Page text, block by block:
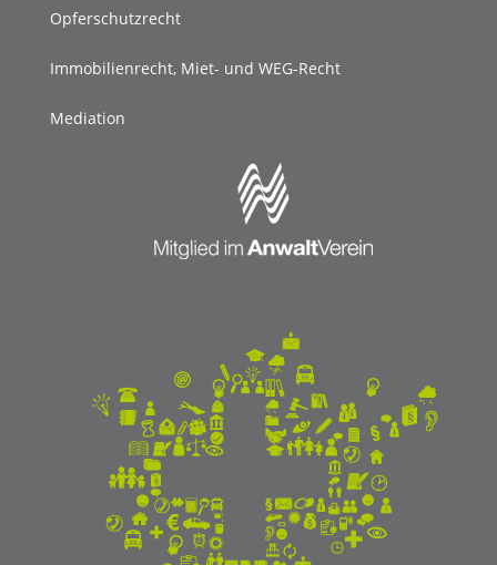
Opferschutzrecht
Immobilienrecht, Miet- und WEG-Recht
Mediation